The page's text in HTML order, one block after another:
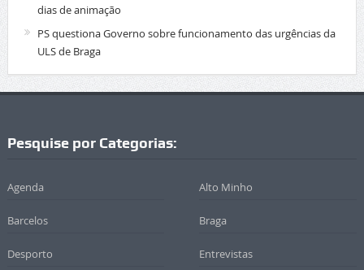
dias de animação
PS questiona Governo sobre funcionamento das urgências da
ULS de Braga
Pesquise por Categorias:
Agenda Alto Minho
Barcelos Braga
Desporto Entrevistas